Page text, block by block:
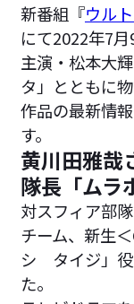
新番組『ウル
にて2022年7月
主演・松本大
タ」とともに
作品の最新情
す。
黄川田雅哉
隊長「ムラ
対スフィア部
チーム、新生
シ タイジ」役
た｡